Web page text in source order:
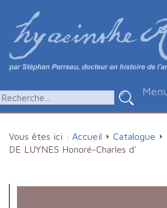
Vous êtes ici : Accueil Catalogue
DE LUYNES Honoré-Charles d'